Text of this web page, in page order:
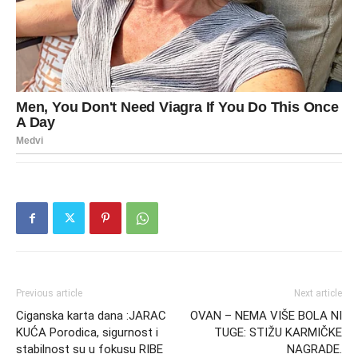
Previous article
Ciganska karta dana :JARAC
KUĆA Porodica, sigurnost i
stabilnost su u fokusu RIBE
Next article
OVAN – NEMA VIŠE BOLA NI
TUGE: STIŽU KARMIČKE
NAGRADE.